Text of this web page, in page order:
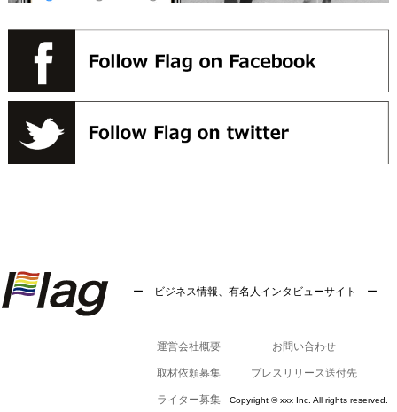
ー ビジネス情報、有名人インタビューサイト ー
運営会社概要 お問い合わせ
取材依頼募集 プレスリリース送付先
ライター募集 Copyright © xxx Inc. All rights reserved.